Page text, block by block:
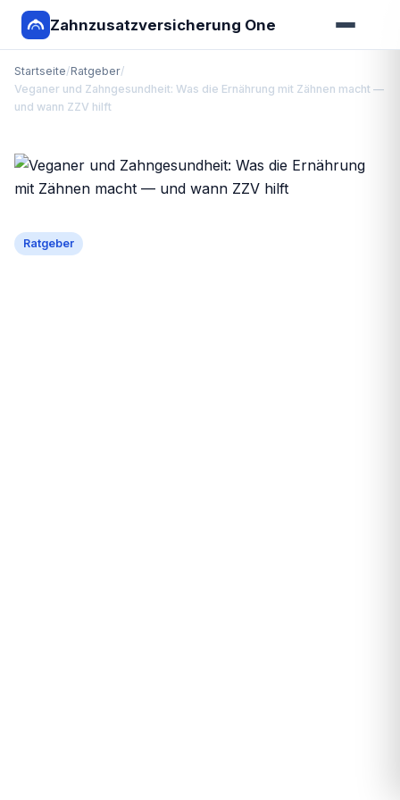
Zahnzusatzversicherung One
Startseite/Ratgeber/
Veganer und Zahngesundheit: Was die Ernährung mit Zähnen macht —
und wann ZZV hilft
Ratgeber